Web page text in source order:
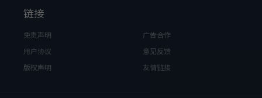
链接
免责声明
用户协议
版权声明
广告合作
意见反馈
友情链接